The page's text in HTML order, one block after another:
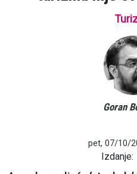
Goran
pet, 07/10/
Izdanje: